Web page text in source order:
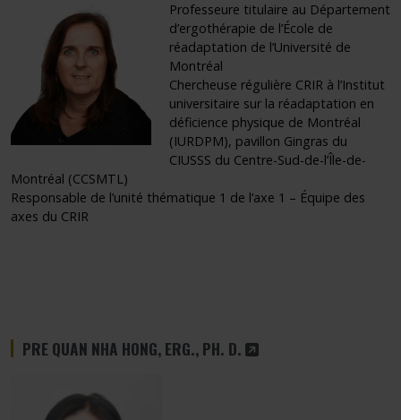
Professeure titulaire au Département
d’ergothérapie de l’École de
réadaptation de l’Université de
Montréal
Chercheuse régulière CRIR à l’Institut
universitaire sur la réadaptation en
déficience physique de Montréal
(IURDPM), pavillon Gingras du
CIUSSS du Centre-Sud-de-l’Île-de-
Montréal (CCSMTL)
Responsable de l’unité thématique 1 de l’axe 1 – Équipe des
axes du CRIR
PRE QUAN NHA HONG, ERG., PH. D. CE LIEN S'OUVRIRA